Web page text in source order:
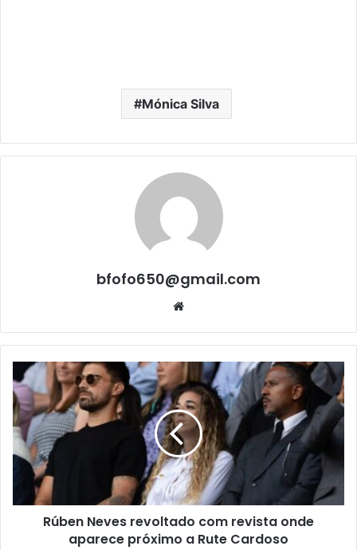
Mónica Silva
bfofo650@gmail.com
Website
Rúben Neves revoltado com revista onde
aparece próximo a Rute Cardoso